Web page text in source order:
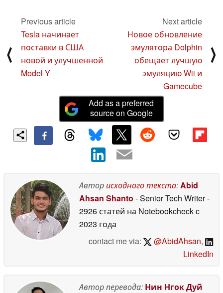
⟨
Previous article
Tesla начинает
поставки в США
новой и улучшенной
Model Y
Next article
Новое обновление
эмулятора Dolphin
обещает лучшую
эмуляцию Wii и
Gamecube
⟩
Add as a preferred
source on Google
Авторисходного текста:Abid
Ahsan Shanto - Senior Tech Writer-
2926 статей на Notebookcheckc
2023 года
contact me via:
@AbidAhsan,
LinkedIn
Автор перевода: Нин Нгок Дуй